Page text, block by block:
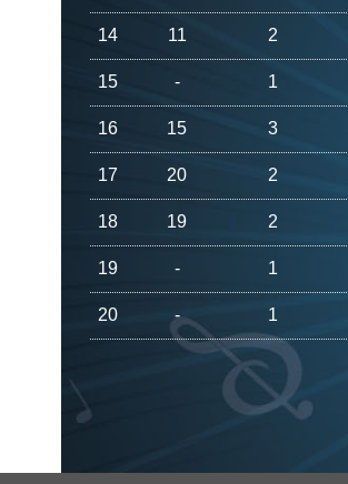
14 11 2
15 - 1
16 15 3
17 20 2
18 19 2
19 - 1
20 - 1